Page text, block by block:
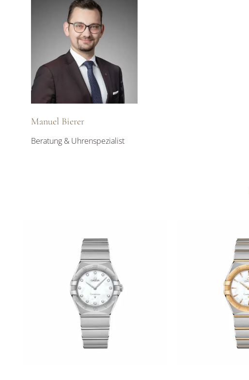
Manuel Bierer
Beratung & Uhrenspezialist